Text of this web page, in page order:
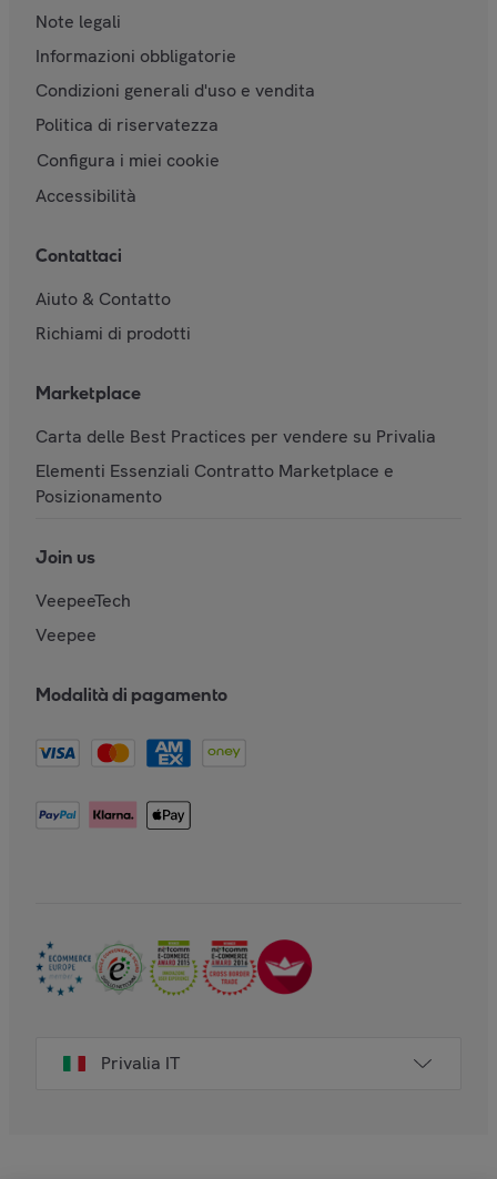
Note legali
Informazioni obbligatorie
Condizioni generali d'uso e vendita
Politica di riservatezza
Configura i miei cookie
Accessibilità
Contattaci
Aiuto & Contatto
Richiami di prodotti
Marketplace
Carta delle Best Practices per vendere su Privalia
Elementi Essenziali Contratto Marketplace e
Posizionamento
Join us
VeepeeTech
Veepee
Modalità di pagamento
Privalia IT